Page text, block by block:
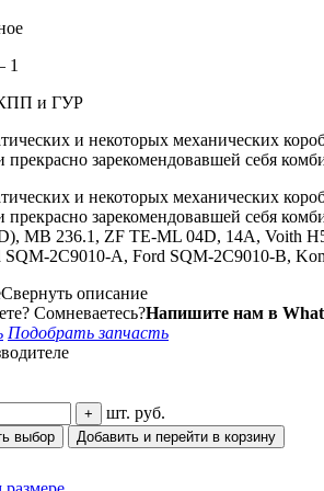
1
и ГУР
и некоторых механических
прекрасно зарекомендовавшей себя
и некоторых механических
прекрасно зарекомендовавшей себя
MB 236.1, ZF TE-ML 04D, 14A, Voith
2C9010-A, Ford SQM-2C9010-B,
Свернуть описание
Сомневаетесь?Напишите нам в
Подобрать запчасть
+ шт. руб.
выбор Добавить и перейти в корзину